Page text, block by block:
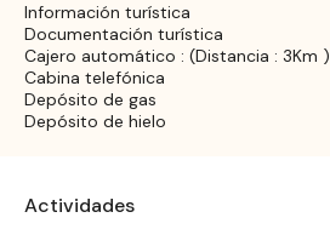
Información turística
Documentación turística
Cajero automático : (Distancia : 3Km )
Cabina telefónica
Depósito de gas
Depósito de hielo
Actividades